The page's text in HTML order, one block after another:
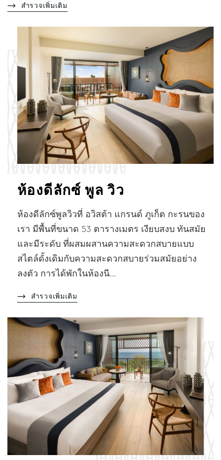
สำรวจเพิ่มเติม
ห้องดีลักซ์ พูล วิว
ห้องดีลักซ์พูลวิวที่ อวิสต้า แกรนด์ ภูเก็ต กะรนของ
เรา มีพื้นที่ขนาด 53 ตารางเมตร เงียบสงบ ทันสมัย
และมีระดับ ที่ผสมผสานความสะดวกสบายแบบ
สไตล์ดั้งเดิมกับความสะดวกสบายร่วมสมัยอย่าง
ลงตัว การได้พักในห้องนี…
สำรวจเพิ่มเติม